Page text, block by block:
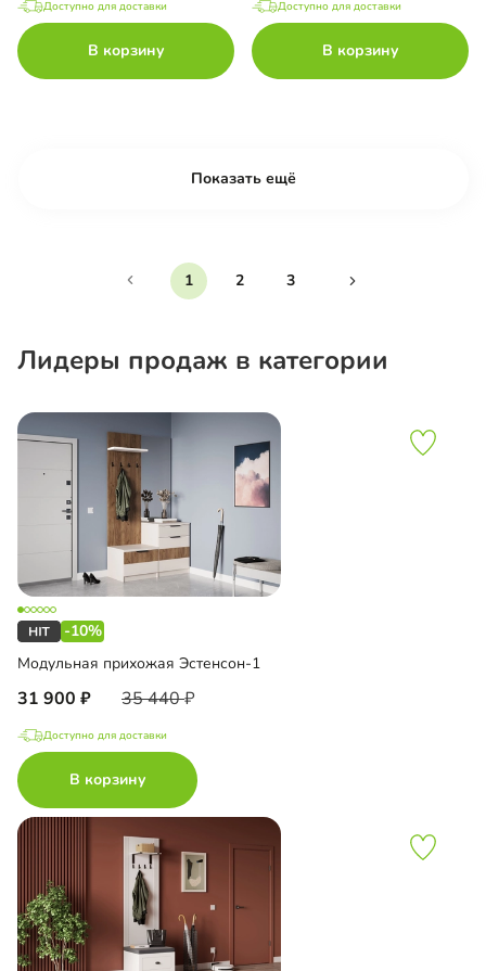
Доступно для доставки
В корзину
Доступно для доставки
В корзину
Показать ещё
1 2 3
Лидеры продаж в категории
-10%
Модульная прихожая Эстенсон-1
31 900 35 440
Доступно для доставки
В корзину